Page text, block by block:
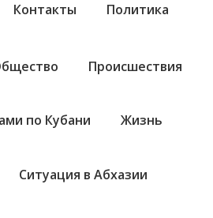
Контакты Политика
Происшествия
по Кубани Жизнь
Ситуация в Абхазии